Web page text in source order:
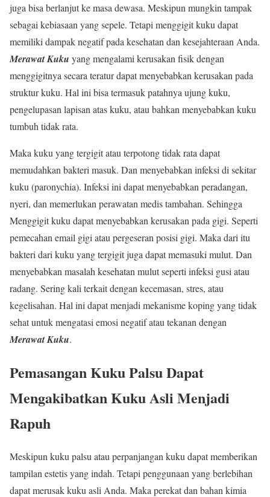
juga bisa berlanjut ke masa dewasa. Meskipun mungkin tampak
sebagai kebiasaan yang sepele. Tetapi menggigit kuku dapat
memiliki dampak negatif pada kesehatan dan kesejahteraan Anda.
Merawat Kuku yang mengalami kerusakan fisik dengan
menggigitnya secara teratur dapat menyebabkan kerusakan pada
struktur kuku. Hal ini bisa termasuk patahnya ujung kuku,
pengelupasan lapisan atas kuku, atau bahkan menyebabkan kuku
tumbuh tidak rata.
Maka kuku yang tergigit atau terpotong tidak rata dapat
memudahkan bakteri masuk. Dan menyebabkan infeksi di sekitar
kuku (paronychia). Infeksi ini dapat menyebabkan peradangan,
nyeri, dan memerlukan perawatan medis tambahan. Sehingga
Menggigit kuku dapat menyebabkan kerusakan pada gigi. Seperti
pemecahan email gigi atau pergeseran posisi gigi. Maka dari itu
bakteri dari kuku yang tergigit juga dapat memasuki mulut. Dan
menyebabkan masalah kesehatan mulut seperti infeksi gusi atau
radang. Sering kali terkait dengan kecemasan, stres, atau
kegelisahan. Hal ini dapat menjadi mekanisme koping yang tidak
sehat untuk mengatasi emosi negatif atau tekanan dengan
Merawat Kuku.
Pemasangan Kuku Palsu Dapat
Mengakibatkan Kuku Asli Menjadi
Rapuh
Meskipun kuku palsu atau perpanjangan kuku dapat memberikan
tampilan estetis yang indah. Tetapi penggunaan yang berlebihan
dapat merusak kuku asli Anda. Maka perekat dan bahan kimia